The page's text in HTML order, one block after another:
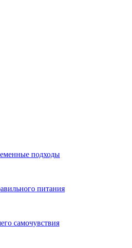
подходы
питания
самочувствия